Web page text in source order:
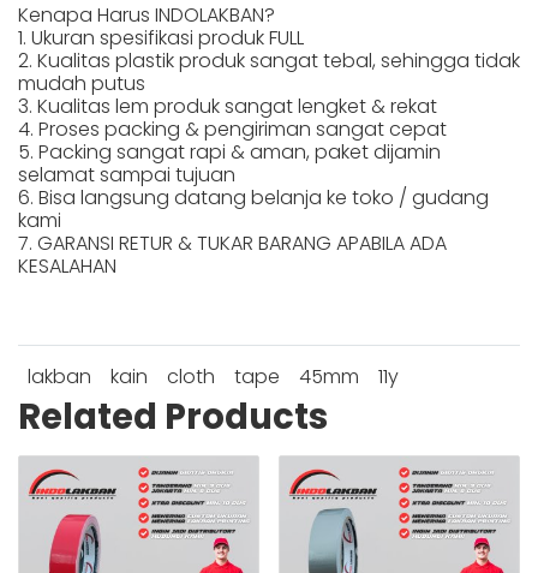
Kenapa Harus INDOLAKBAN?
1. Ukuran spesifikasi produk FULL
2. Kualitas plastik produk sangat tebal, sehingga tidak
mudah putus
3. Kualitas lem produk sangat lengket & rekat
4. Proses packing & pengiriman sangat cepat
5. Packing sangat rapi & aman, paket dijamin
selamat sampai tujuan
6. Bisa langsung datang belanja ke toko / gudang
kami
7. GARANSI RETUR & TUKAR BARANG APABILA ADA
KESALAHAN
lakban kain cloth tape 45mm 11y
Related Products